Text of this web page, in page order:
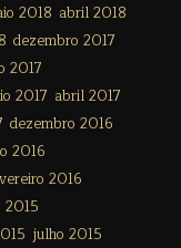
2018 abril 2018
dezembro 2017
2017
2017 abril 2017
dezembro 2016
2016
2016
2015
julho 2015